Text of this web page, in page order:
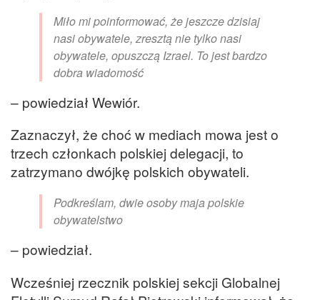
Miło mi poinformować, że jeszcze dzisiaj
nasi obywatele, zresztą nie tylko nasi
obywatele, opuszczą Izrael. To jest bardzo
dobra wiadomość
– powiedział Wewiór.
Zaznaczył, że choć w mediach mowa jest o
trzech członkach polskiej delegacji, to
zatrzymano dwójkę polskich obywateli.
Podkreślam, dwie osoby maja polskie
obywatelstwo
– powiedział.
Wcześniej rzecznik polskiej sekcji Globalnej